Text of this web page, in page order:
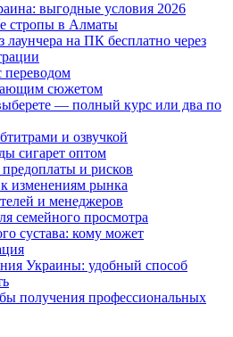
выгодные условия 2026
стропы в Алматы
лаунчера на ПК бесплатно через
переводом
сюжетом
— полный курс или два по
и озвучкой
сигарет оптом
и рисков
изменениям рынка
и менеджеров
семейного просмотра
сустава: кому может
Украины: удобный способ
получения профессиональных